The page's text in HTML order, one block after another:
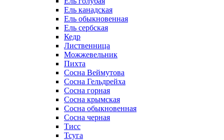
Ель канадская
Ель обыкновенная
Ель сербская
Кедр
Лиственница
Можжевельник
Пихта
Сосна Веймутова
Сосна Гельдрейха
Сосна горная
Сосна крымская
Сосна обыкновенная
Сосна черная
Тисс
Тсуга